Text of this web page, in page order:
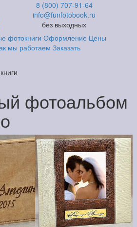
8 (800) 707-91-64
info@funfotobook.ru
без выходных
фотокниги Оформление Цены
мы работаем Заказать
фотоальбом